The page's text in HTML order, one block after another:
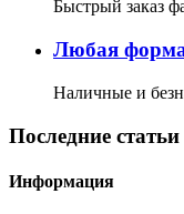
Быстрый заказ
Любая
Наличные и
Последние статьи
Информация